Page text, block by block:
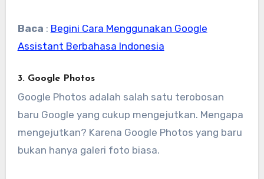
Baca : Begini Cara Menggunakan Google
Assistant Berbahasa Indonesia
3. Google Photos
Google Photos adalah salah satu terobosan
baru Google yang cukup mengejutkan. Mengapa
mengejutkan? Karena Google Photos yang baru
bukan hanya galeri foto biasa.